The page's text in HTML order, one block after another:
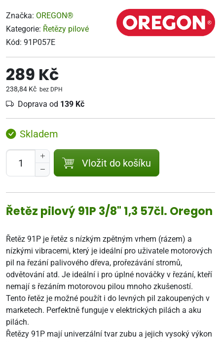
Značka: OREGON®
Kategorie: Řetězy pilové
Kód: 91P057E
289 Kč
238,84 Kč bez DPH
Doprava od 139 Kč
Skladem
Vložit do košíku
Řetěz pilový 91P 3/8" 1,3 57čl. Oregon
Řetěz 91P je řetěz s nízkým zpětným vrhem (rázem) a
nízkými vibracemi, který je ideální pro uživatele motorových
pil na řezání palivového dřeva, prořezávání stromů,
odvětování atd. Je ideální i pro úplné nováčky v řezání, kteří
nemají s řezáním motorovou pilou mnoho zkušeností.
Tento řetěz je možné použít i do levných pil zakoupených v
marketech. Perfektně funguje v elektrických pilách a aku
pilách.
Řetězy 91P mají univerzální tvar zubu a jejich vysoký výkon